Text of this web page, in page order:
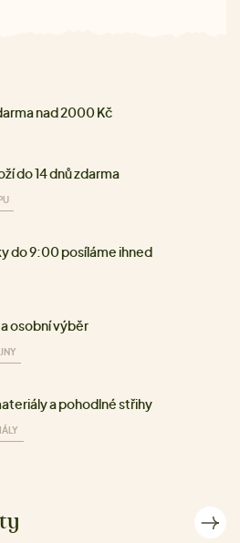
nad 2000 Kč
do 14 dnů zdarma
do 9:00 posíláme ihned
osobní výběr
a pohodlné střihy